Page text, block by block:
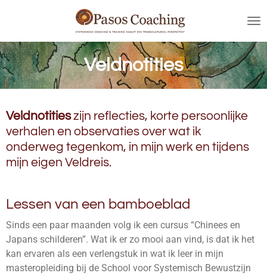
naar
de
hoofdinhoud
Veldnotities
Veldnotitieszijn reflecties, korte persoonlijke
verhalen en observaties over wat ik
onderweg tegenkom, in mijn werk en tijdens
mijn eigen Veldreis.
Lessen van een bamboeblad
Sinds een paar maanden volg ik een cursus “Chinees en
Japans schilderen”. Wat ik er zo mooi aan vind, is dat ik het
kan ervaren als een verlengstuk in wat ik leer in mijn
masteropleiding bij de School voor Systemisch Bewustzijn